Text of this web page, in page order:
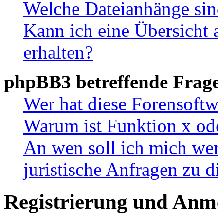
Welche Dateianhänge
Kann ich eine Übersicht
erhalten?
phpBB3 betreffende
Wer hat diese
Warum ist Funktion x
An wen soll ich mich
juristische Anfragen zu
Registrierung und